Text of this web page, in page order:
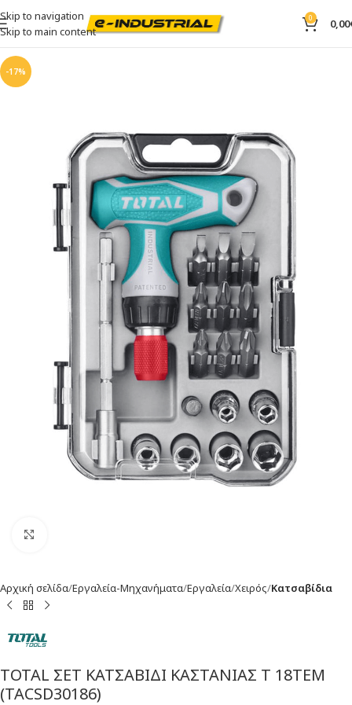
Skip to navigation
Skip to main content
0 0,00
-17%
Αρχική σελίδα Εργαλεία-Μηχανήματα Εργαλεία Χειρός Κατσαβίδια
TOTAL ΣΕΤ ΚΑΤΣΑΒΙΔΙ ΚΑΣΤΑΝΙΑΣ Τ 18ΤΕΜ
(TACSD30186)